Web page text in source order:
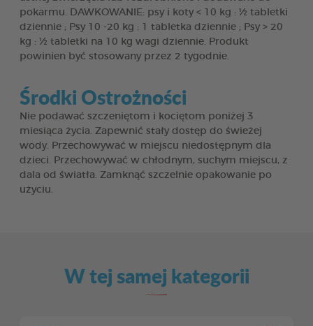
pokarmu. DAWKOWANIE: psy i koty < 10 kg : ½ tabletki
dziennie ; Psy 10 -20 kg : 1 tabletka dziennie ; Psy > 20
kg : ½ tabletki na 10 kg wagi dziennie. Produkt
powinien być stosowany przez 2 tygodnie.
Środki Ostrożności
Nie podawać szczeniętom i kociętom poniżej 3
miesiąca życia. Zapewnić stały dostęp do świeżej
wody. Przechowywać w miejscu niedostępnym dla
dzieci. Przechowywać w chłodnym, suchym miejscu, z
dala od światła. Zamknąć szczelnie opakowanie po
użyciu.
W tej samej kategorii